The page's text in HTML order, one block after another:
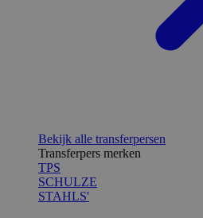
Bekijk alle transferpersen
Transferpers merken
TPS
SCHULZE
STAHLS'